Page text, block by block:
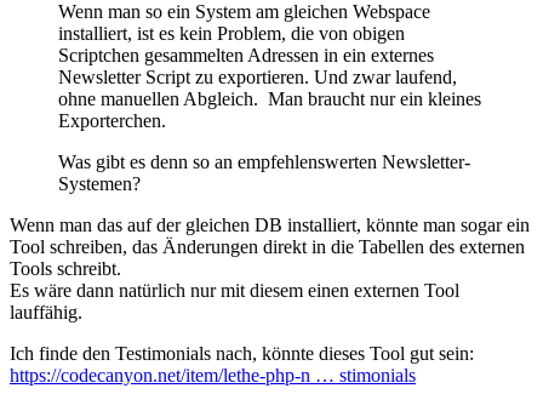
Wenn man so ein System am gleichen Webspace
installiert, ist es kein Problem, die von obigen
Scriptchen gesammelten Adressen in ein externes
Newsletter Script zu exportieren. Und zwar laufend,
ohne manuellen Abgleich. Man braucht nur ein kleines
Exporterchen.
Was gibt es denn so an empfehlenswerten Newsletter-
Systemen?
Wenn man das auf der gleichen DB installiert, könnte man sogar ein
Tool schreiben, das Änderungen direkt in die Tabellen des externen
Tools schreibt.
Es wäre dann natürlich nur mit diesem einen externen Tool
lauffähig.
Ich finde den Testimonials nach, könnte dieses Tool gut sein:
https://codecanyon.net/item/lethe-php-n … stimonials